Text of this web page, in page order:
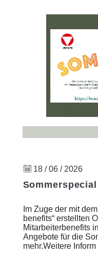
18 / 06 / 2026
Im Zuge der mit
benefits“ erstellten
Mitarbeiterbenefits
Angebote für die
mehr.Weitere Inform